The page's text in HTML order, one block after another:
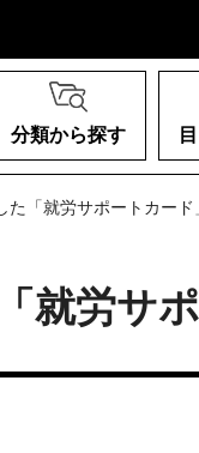
分類から探す
た「就労サポートカード
就労サ